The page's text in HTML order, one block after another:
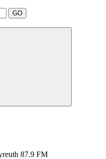
GO
87.9 FM